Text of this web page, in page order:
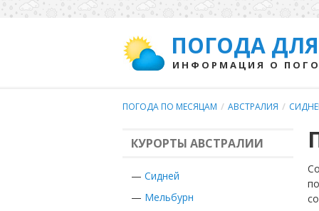
ПОГОДА
ИНФОРМАЦИЯ О
ПОГОДА ПО МЕСЯЦАМ / АВСТРАЛИЯ /
КУРОРТЫ АВСТРАЛИИ
— Сидней
— Мельбурн